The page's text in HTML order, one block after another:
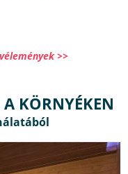
>>
A KÖRNYÉKEN